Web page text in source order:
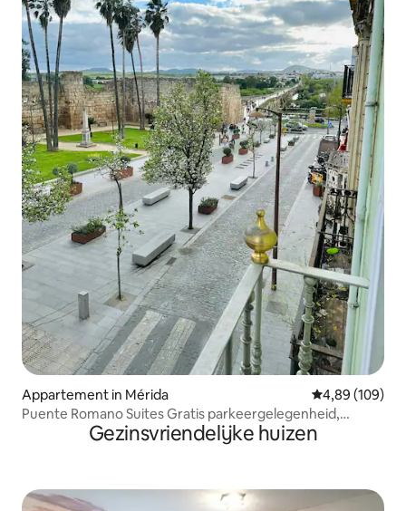
Appartement in Mérida Gemiddelde
4,89 (109)
Puente Romano Suites Gratis parkeergelegenheid,
appartement.Gezinsvriendelijke huizen